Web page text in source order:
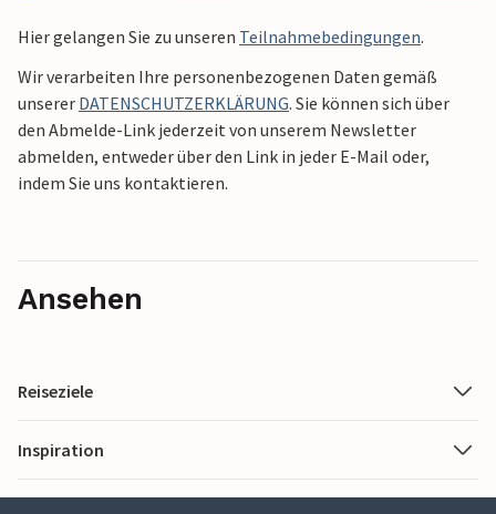
Hier gelangen Sie zu unseren Teilnahmebedingungen.
Wir verarbeiten Ihre personenbezogenen Daten gemäß
unserer DATENSCHUTZERKLÄRUNG. Sie können sich über
den Abmelde-Link jederzeit von unserem Newsletter
abmelden, entweder über den Link in jeder E-Mail oder,
indem Sie uns kontaktieren.
Ansehen
Reiseziele
Inspiration